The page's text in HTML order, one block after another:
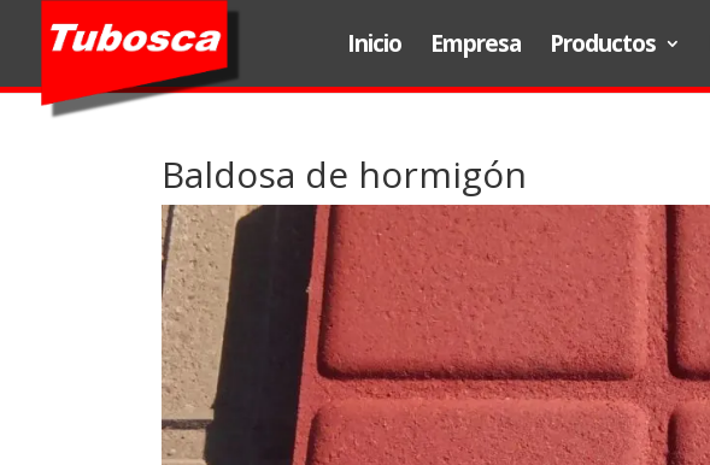
Inicio Empresa Productos
Baldosa de hormigón